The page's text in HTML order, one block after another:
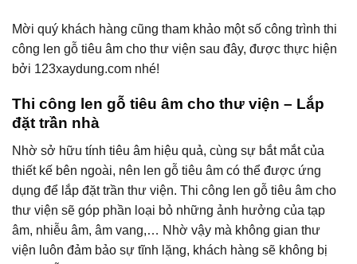
Mời quý khách hàng cũng tham khảo một số công trình thi
công len gỗ tiêu âm cho thư viện sau đây, được thực hiện
bởi 123xaydung.com nhé!
Thi công len gỗ tiêu âm cho thư viện – Lắp
đặt trần nhà
Nhờ sở hữu tính tiêu âm hiệu quả, cùng sự bắt mắt của
thiết kế bên ngoài, nên len gỗ tiêu âm có thể được ứng
dụng để lắp đặt trần thư viện. Thi công len gỗ tiêu âm cho
thư viện sẽ góp phần loại bỏ những ảnh hưởng của tạp
âm, nhiễu âm, âm vang,… Nhờ vậy mà không gian thư
viện luôn đảm bảo sự tĩnh lặng, khách hàng sẽ không bị